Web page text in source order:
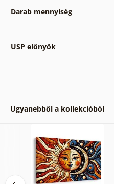
Darab mennyiség
USP előnyök
Ugyanebből a kollekcióból